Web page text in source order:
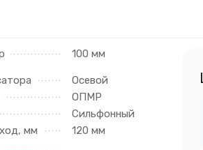
100 мм
Осевой
ОПМР
Сильфонный
мм
120 мм